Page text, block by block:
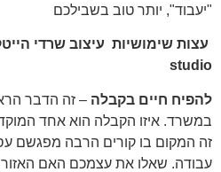
"יעבוד", יותר טוב בשבילכם
עצות שימושיות עיצוב שרדי
studio
להפיח חיים בקבלה – זה הדבר
במשרד. איזו הקבלה הוא אחד
זה המקום בו קורים הרבה מפגשם
עבודה. שאלו את עצמכם האם